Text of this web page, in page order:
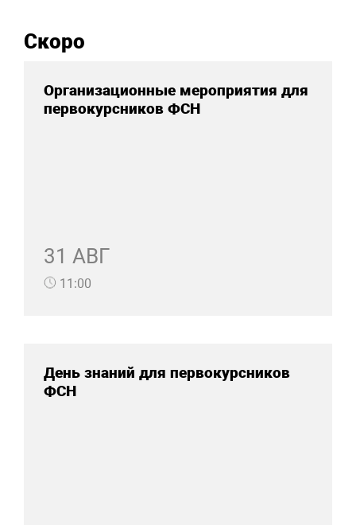
Скоро
Организационные мероприятия для
первокурсников ФСН
31 АВГ
11:00
День знаний для первокурсников
ФСН